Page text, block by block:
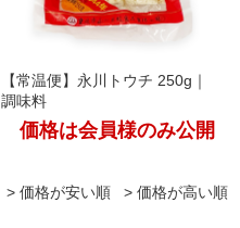
【常温便】永川トウチ 250g｜
調味料
価格は会員様のみ公開
価格が安い順 価格が高い順